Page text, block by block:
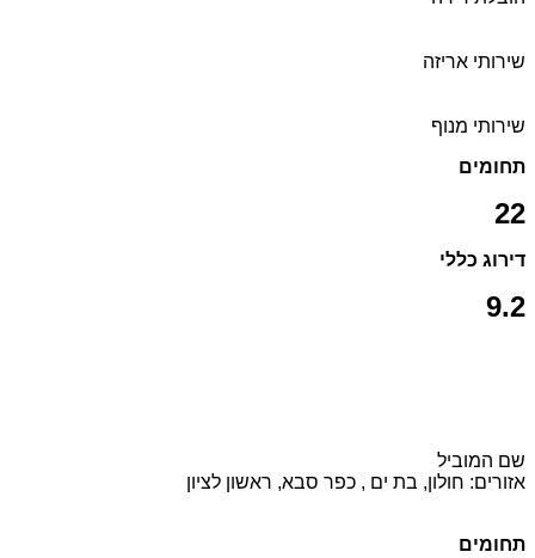
שירותי אריזה
שירותי מנוף
תחומים
22
דירוג כללי
9.2
שם המוביל
אזורים: חולון, בת ים , כפר סבא, ראשון לציון
תחומים